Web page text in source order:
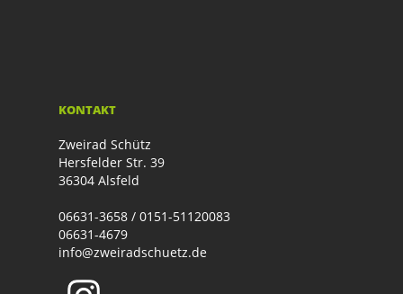
KONTAKT
Zweirad Schütz
Hersfelder Str. 39
36304 Alsfeld
06631-3658 / 0151-51120083
06631-4679
info@zweiradschuetz.de